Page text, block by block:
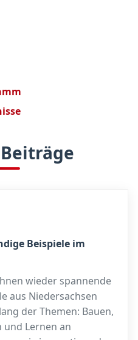
Beispiele im
wieder spannende
aus Niedersachsen
der Themen: Bauen,
und Lernen an